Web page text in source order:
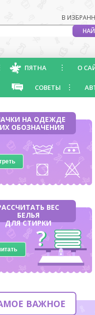
В
ПЯТНА О
СОВЕТЫ
НА ОДЕЖДЕ
ОБОЗНАЧЕНИЯ
ВЕС
БЕЛЬЯ
ДЛЯ СТИРКИ
ВАЖНОЕ